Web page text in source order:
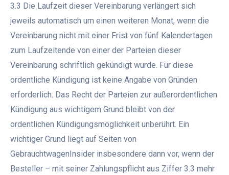
3.3 Die Laufzeit dieser Vereinbarung verlängert sich
jeweils automatisch um einen weiteren Monat, wenn die
Vereinbarung nicht mit einer Frist von fünf Kalendertagen
zum Laufzeitende von einer der Parteien dieser
Vereinbarung schriftlich gekündigt wurde. Für diese
ordentliche Kündigung ist keine Angabe von Gründen
erforderlich. Das Recht der Parteien zur außerordentlichen
Kündigung aus wichtigem Grund bleibt von der
ordentlichen Kündigungsmöglichkeit unberührt. Ein
wichtiger Grund liegt auf Seiten von
GebrauchtwagenInsider insbesondere dann vor, wenn der
Besteller – mit seiner Zahlungspflicht aus Ziffer 3.3 mehr